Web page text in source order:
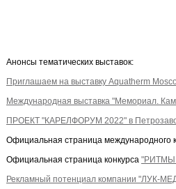
Анонсы тематических выставок:
Приглашаем на выставку Aquatherm
Международная выставка "Мемориал.
ПРОЕКТ "КАРЕЛФОРУМ 2022" в
Официальная страница международного
Официальная страница конкурса "РИТМЫ
Рекламный потенциал компании "ЛУК-